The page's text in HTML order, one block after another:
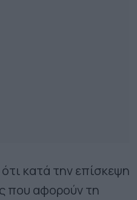
κατά την επίσκεψη
που αφορούν τη